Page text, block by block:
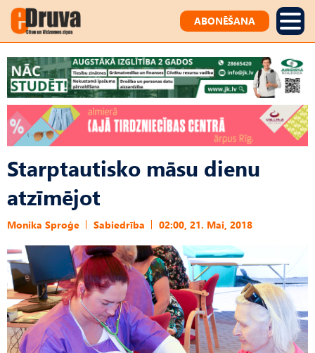
ABONĒŠANA
Starptautisko māsu dienu
atzīmējot
Monika Sproģe Sabiedrība 02:00, 21. Mai, 2018